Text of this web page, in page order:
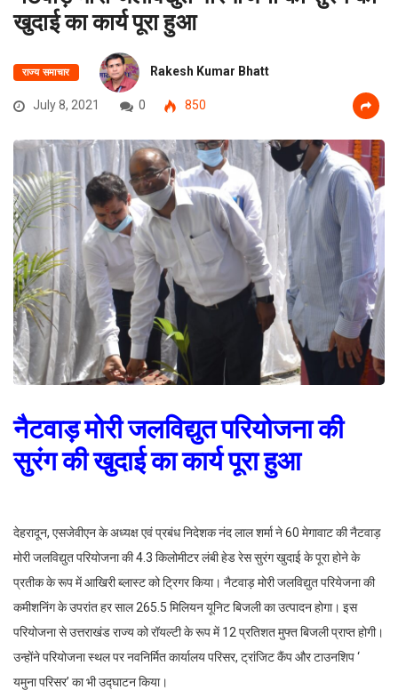
खुदाई का कार्य पूरा हुआ
राज्य समाचार Rakesh Kumar Bhatt
July 8, 2021 0 850
नैटवाड़ मोरी जलविद्युत परियोजना की
सुरंग की खुदाई का कार्य पूरा हुआ
देहरादून, एसजेवीएन के अध्यक्ष एवं प्रबंध निदेशक नंद लाल शर्मा ने 60 मेगावाट की नैटवाड़
मोरी जलविद्युत परियोजना की 4.3 किलोमीटर लंबी हेड रेस सुरंग खुदाई के पूरा होने के
प्रतीक के रूप में आखिरी ब्लास्ट को ट्रिगर किया। नैटवाड़ मोरी जलविद्युत परियेजना की
कमीशनिंग के उपरांत हर साल 265.5 मिलियन यूनिट बिजली का उत्पादन होगा। इस
परियोजना से उत्तराखंड राज्य को रॉयल्टी के रूप में 12 प्रतिशत मुफ्त बिजली प्राप्त होगी।
उन्होंने परियोजना स्थल पर नवनिर्मित कार्यालय परिसर, ट्रांजिट कैंप और टाउनशिप ‘
यमुना परिसर’ का भी उद्घाटन किया।